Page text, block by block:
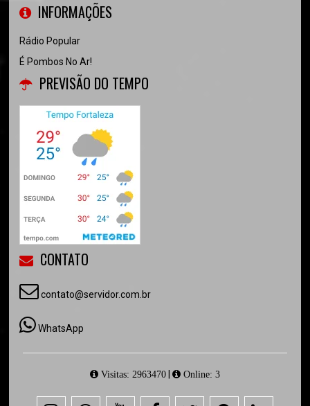
INFORMAÇÕES
Rádio Popular
É Pombos No Ar!
PREVISÃO DO TEMPO
CONTATO
contato@servidor.com.br
WhatsApp
Visitas: 2963470| Online: 3